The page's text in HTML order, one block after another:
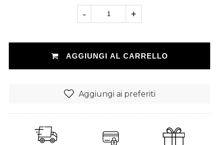
- +
AGGIUNGI AL CARRELLO
Aggiungi ai preferiti